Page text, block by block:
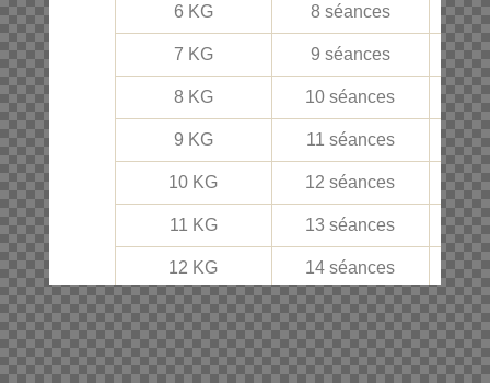
6 KG 8 séances
7 KG 9 séances
8 KG 10 séances
9 KG 11 séances
10 KG 12 séances
11 KG 13 séances
12 KG 14 séances
13 KG 15 séances
14 KG 16 séances